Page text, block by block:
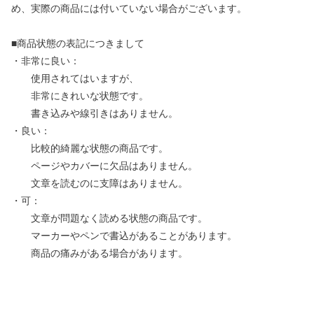
め、実際の商品には付いていない場合がございます。
■商品状態の表記につきまして
・非常に良い：
使用されてはいますが、
非常にきれいな状態です。
書き込みや線引きはありません。
・良い：
比較的綺麗な状態の商品です。
ページやカバーに欠品はありません。
文章を読むのに支障はありません。
・可：
文章が問題なく読める状態の商品です。
マーカーやペンで書込があることがあります。
商品の痛みがある場合があります。